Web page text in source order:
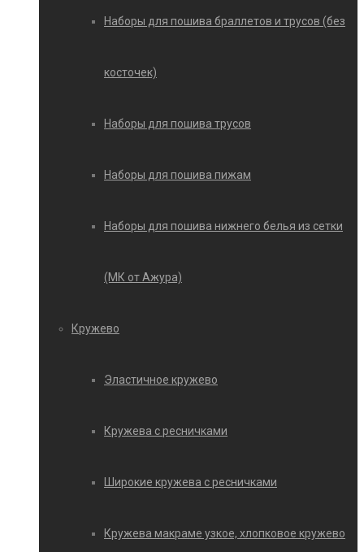
Наборы для пошива браллетов и трусов (без
косточек)
Наборы для пошива трусов
Наборы для пошива пижам
Наборы для пошива нижнего белья из сетки
(МК от Ажура)
Кружево
Эластичное кружево
Кружева с ресничками
Широкие кружева с ресничками
Кружева макраме узкое, хлопковое кружево